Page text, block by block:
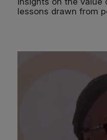
lessons drawn from